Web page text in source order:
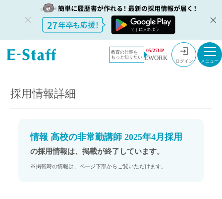
教育の仕事を
もっと知りたい
05/27UP
EWORK ログイン
教員採用情
報のイー・
採用情報
情報 高校の非常勤講師 2025年4月採用
採用情報詳細
情報 高校の非常勤講師 2025年4月採用
の採用情報は、掲載が終了しています。
※掲載時の情報は、ページ下部からご覧いただけます。